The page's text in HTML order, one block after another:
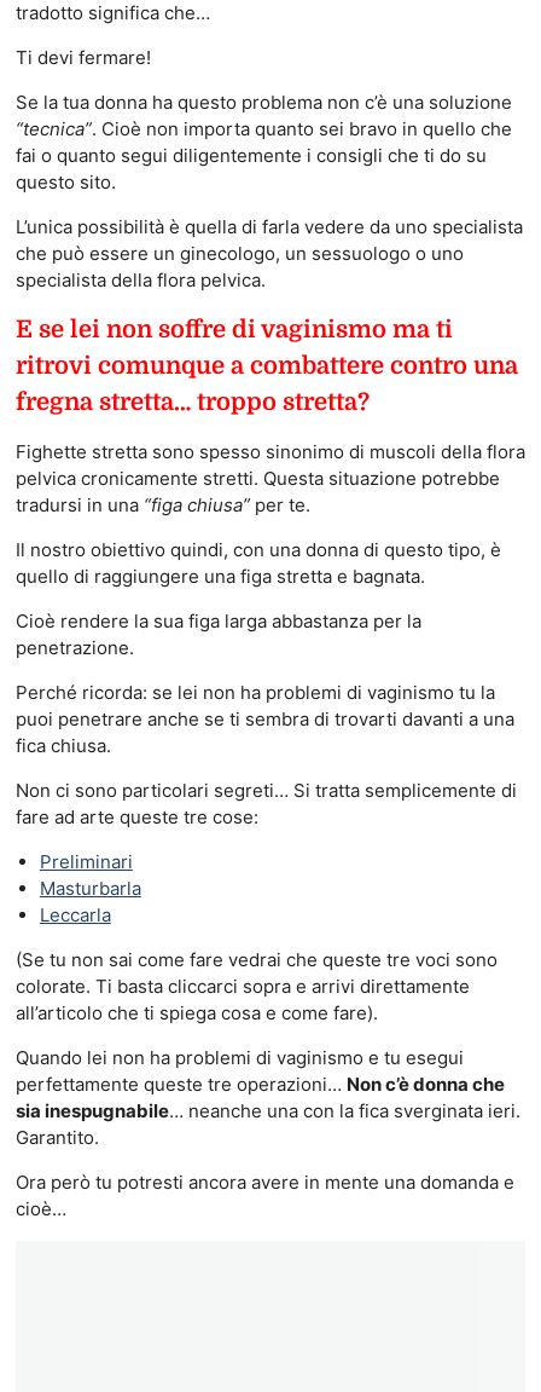
tradotto significa che…
Ti devi fermare!
Se la tua donna ha questo problema non c’è una soluzione
“tecnica”. Cioè non importa quanto sei bravo in quello che
fai o quanto segui diligentemente i consigli che ti do su
questo sito.
L’unica possibilità è quella di farla vedere da uno specialista
che può essere un ginecologo, un sessuologo o uno
specialista della flora pelvica.
E se lei non soffre di vaginismo ma ti
ritrovi comunque a combattere contro una
fregna stretta… troppo stretta?
Fighette stretta sono spesso sinonimo di muscoli della flora
pelvica cronicamente stretti. Questa situazione potrebbe
tradursi in una “figa chiusa”per te.
Il nostro obiettivo quindi, con una donna di questo tipo, è
quello di raggiungere una figa stretta e bagnata.
Cioè rendere la sua figa larga abbastanza per la
penetrazione.
Perché ricorda: se lei non ha problemi di vaginismo tu la
puoi penetrare anche se ti sembra di trovarti davanti a una
fica chiusa.
Non ci sono particolari segreti… Si tratta semplicemente di
fare ad arte queste tre cose:
Preliminari
Masturbarla
Leccarla
(Se tu non sai come fare vedrai che queste tre voci sono
colorate. Ti basta cliccarci sopra e arrivi direttamente
all’articolo che ti spiega cosa e come fare).
Quando lei non ha problemi di vaginismo e tu esegui
perfettamente queste tre operazioni… Non c’è donna che
sia inespugnabile… neanche una con la fica sverginata ieri.
Garantito.
Ora però tu potresti ancora avere in mente una domanda e
cioè…